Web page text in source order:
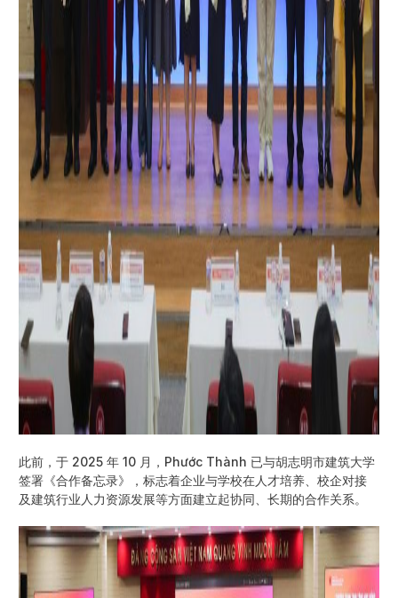
此前，于 2025 年 10 月，Phước Thành 已与胡志明市建筑大学
签署《合作备忘录》，标志着企业与学校在人才培养、校企对接
及建筑行业人力资源发展等方面建立起协同、长期的合作关系。